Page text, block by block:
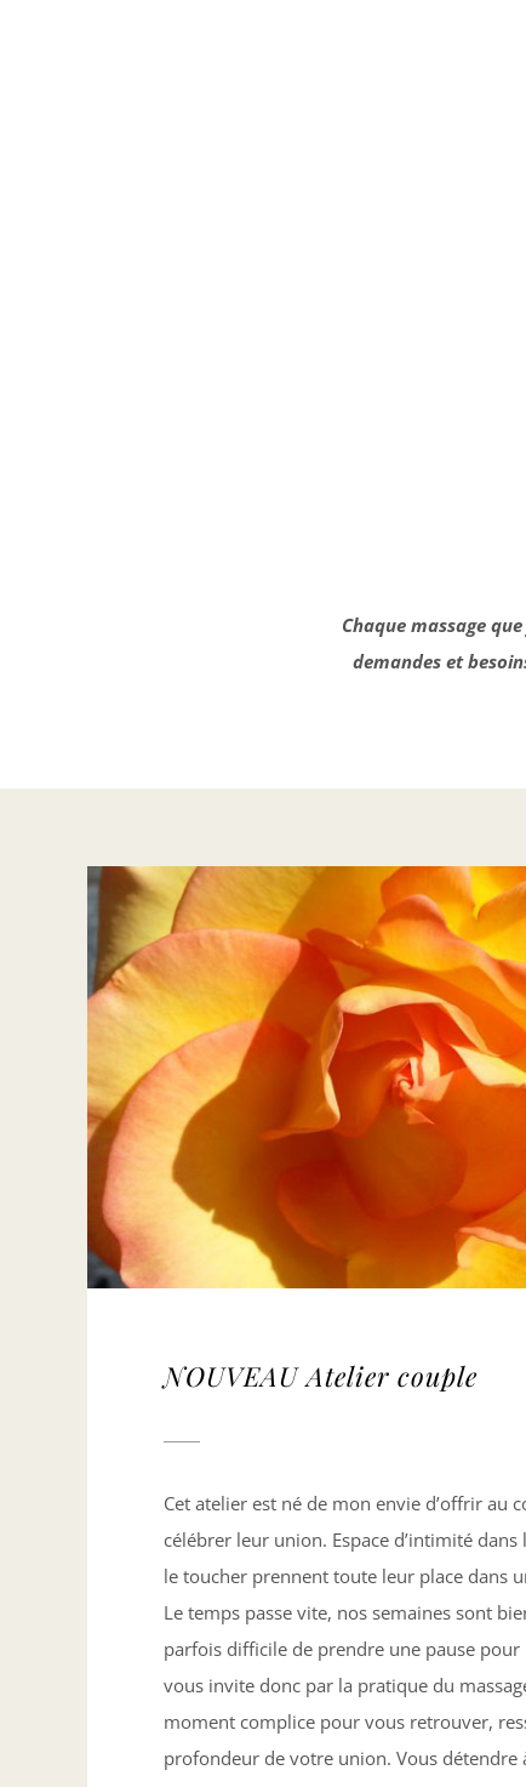
Chaque massage
demandes et
NOUVEAU Atelier couple
Cet atelier est né de mon envie d’offrir au
célébrer leur union. Espace d’intimité
le toucher prennent toute leur place dans
Le temps passe vite, nos semaines sont
parfois difficile de prendre une pause pour
vous invite donc par la pratique du
moment complice pour vous retrouver,
profondeur de votre union. Vous détendre